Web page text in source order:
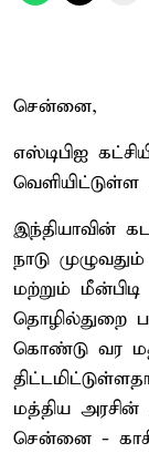
சென்னை,
எஸ்டிபிஐ
வெளியிட்டுள்ள
இந்தியாவின்
நாடு
மற்றும்
தொழில்துறை
கொண்டு வர
மத்திய
சென்னை -